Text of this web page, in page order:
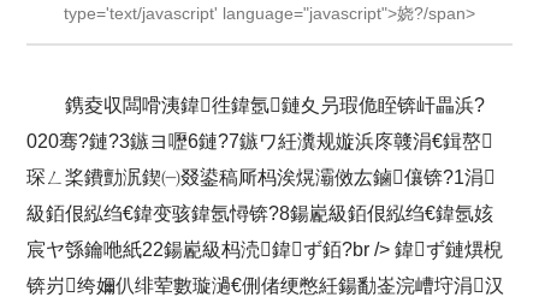
type='text/javascript' language="javascript">娆?/span>
鎸夌収闆嗗洟鍏徃鍏氬鏈夊叧瑕佹眰锛屽畾浜?
020骞?鏈?3鏃ヨ嚦6鏈?7鏃ワ紝瀵规嫙浜庝竷涓€鍓嶅
琛ㄥ桨鐨勯泦鍥㈠叕鍙稿厛杩涘熀灞傚厷鏀儴锛?1涓
級銆佷紭绉€鍏变骇鍏氬憳锛?8鍚嶏級銆佷紭绉€鍏氬姟
宸ヤ綔鑰咃紙22鍚嶏級杩涜鍏ず銆?br /> 鍏ず鏈熼棿
锛岃绔嬭仈绯荤數璇濄€侀偖绠憋紝鍚勫崟浣嶆垨涓汉